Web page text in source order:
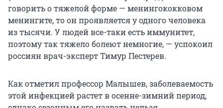
говорить о тяжелой форме — менингококковом
менингите, то он проявляется у одного человека
из тысячи. У людей все-таки есть иммунитет,
поэтому так тяжело болеют немногие, — успокоил
россиян врач-эксперт Тимур Пестерев.
Как отметил профессор Малышев, заболеваемость
этой инфекцией растет в осенне-зимний период,